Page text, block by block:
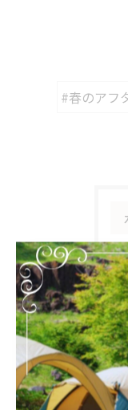
#春のアフ